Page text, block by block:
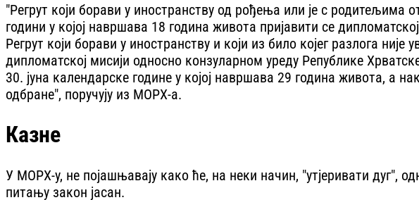
"Регрут који борави у иностранству од рођења или је с родитељима
години у којој навршава 18 година живота пријавити се
Регрут који борави у иностранству и који из било којег разлога
дипломатској мисији односно конзуларном уреду Републике
30. јуна календарске године у којој навршава 29 година живота, а
одбране", поручују из МОРХ-а.
Казне
У МОРХ-у, не појашњавају како ће, на неки начин, "утјеривати дуг",
питању закон јасан.